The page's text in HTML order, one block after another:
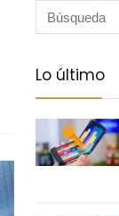
Lo último